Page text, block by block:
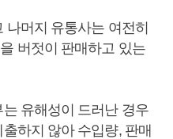
머지 유통사는 여전히
버젓이 판매하고 있는
유해성이 드러난 경우
하지 않아 수입량, 판매